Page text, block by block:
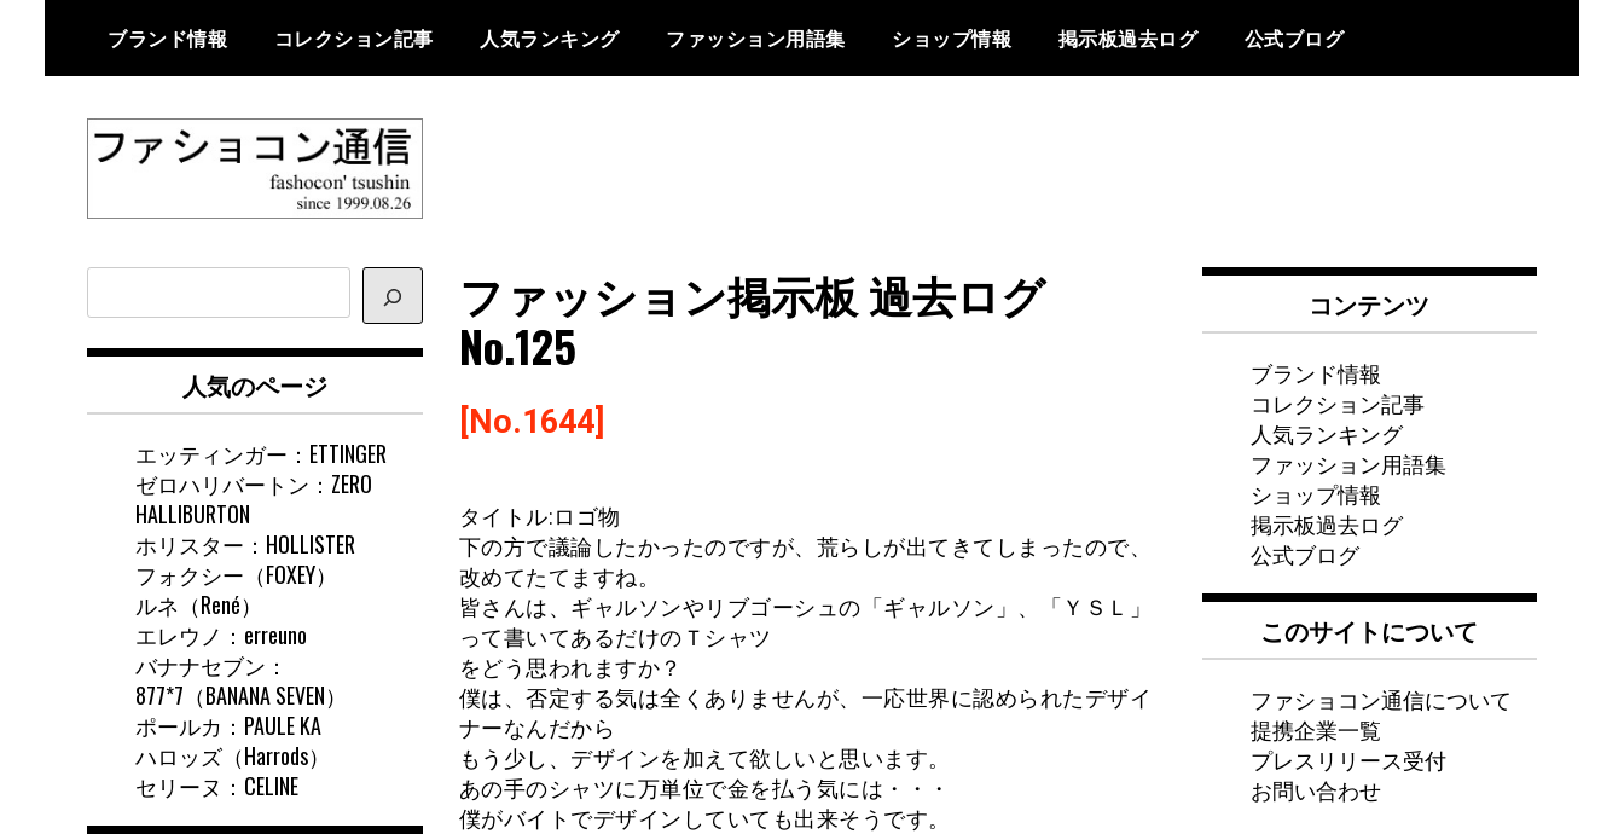
content
ブランド情報 コレクション記事 人気ランキング ファッション用語集 ショップ情報 掲示板過去ログ 公式ブログ
ファショコン通
信
ザイナーの観点からファッション
とモードを分析するファッション
ファッション掲示板 過去ログ
No.125
[No.1644]
タイトル:ロゴ物
下の方で議論したかったのですが、荒らしが出てきてしまったので、
改めてたてますね。
皆さんは、ギャルソンやリブゴーシュの「ギャルソン」、「ＹＳＬ」
って書いてあるだけのＴシャツ
をどう思われますか？
僕は、否定する気は全くありませんが、一応世界に認められたデザイ
ナーなんだから
もう少し、デザインを加えて欲しいと思います。
あの手のシャツに万単位で金を払う気には・・・
僕がバイトでデザインしていても出来そうです。
イ
ト
人気のページ
エッティンガー：ETTINGER
ゼロハリバートン：ZERO
HALLIBURTON
ホリスター：HOLLISTER
フォクシー（FOXEY）
ルネ（René）
エレウノ：erreuno
バナナセブン：
877*7（BANANA SEVEN）
ポールカ：PAULE KA
ハロッズ（Harrods）
セリーヌ：CELINE
コンテンツ
ブランド情報
コレクション記事
人気ランキング
ファッション用語集
ショップ情報
掲示板過去ログ
公式ブログ
このサイトについて
ファショコン通信について
提携企業一覧
プレスリリース受付
お問い合わせ